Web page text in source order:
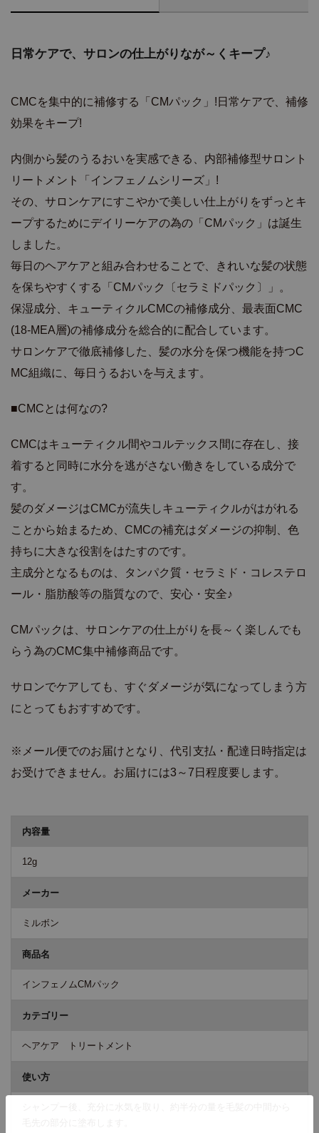
日常ケアで、サロンの仕上がりなが～くキープ♪
CMCを集中的に補修する「CMパック」!日常ケアで、補修
効果をキープ!
内側から髪のうるおいを実感できる、内部補修型サロント
リートメント「インフェノムシリーズ」!
その、サロンケアにすこやかで美しい仕上がりをずっとキ
ープするためにデイリーケアの為の「CMパック」は誕生
しました。
毎日のヘアケアと組み合わせることで、きれいな髪の状態
を保ちやすくする「CMパック〔セラミドパック〕」。
保湿成分、キューティクルCMCの補修成分、最表面CMC
(18-MEA層)の補修成分を総合的に配合しています。
サロンケアで徹底補修した、髪の水分を保つ機能を持つC
MC組織に、毎日うるおいを与えます。
■CMCとは何なの?
CMCはキューティクル間やコルテックス間に存在し、接
着すると同時に水分を逃がさない働きをしている成分で
す。
髪のダメージはCMCが流失しキューティクルがはがれる
ことから始まるため、CMCの補充はダメージの抑制、色
持ちに大きな役割をはたすのです。
主成分となるものは、タンパク質・セラミド・コレステロ
ール・脂肪酸等の脂質なので、安心・安全♪
CMパックは、サロンケアの仕上がりを長～く楽しんでも
らう為のCMC集中補修商品です。
サロンでケアしても、すぐダメージが気になってしまう方
にとってもおすすめです。
※メール便でのお届けとなり、代引支払・配達日時指定は
お受けできません。お届けには3～7日程度要します。
内容量
12g
メーカー
ミルボン
商品名
インフェノムCMパック
カテゴリー
ヘアケア トリートメント
使い方